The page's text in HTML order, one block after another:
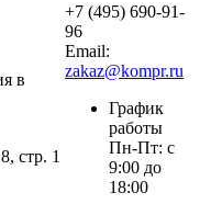
в
стр. 1
+7 (495) 690-91-
96
Email:
zakaz@kompr.ru
График
работы
Пн-Пт: с
9:00 до
18:00